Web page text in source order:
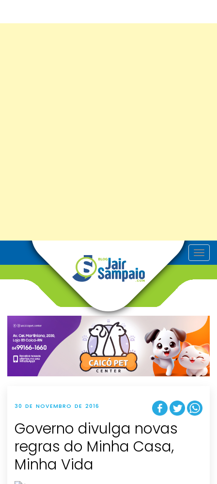
T
o
v
g
t
i
o
n
30 DE NOVEMBRO DE 2016
Governo divulga novas
regras do Minha Casa,
Minha Vida